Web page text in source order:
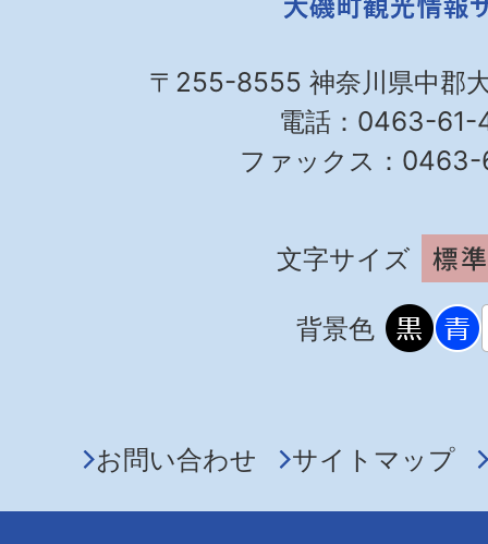
〒255-8555 神奈川県中郡
電話：0463-61-
ファックス：0463-
文字サイズ
背景色
お問い合わせ サイトマップ